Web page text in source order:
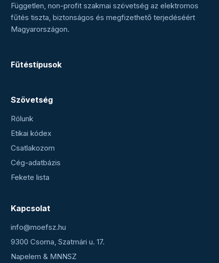
Független, non-profit szakmai szövetség az elektromos
fűtés tiszta, biztonságos és megfizethető terjedéséért
Magyarországon.
Fűtéstípusok
Szövetség
Rólunk
Etikai kódex
Csatlakozom
Cég-adatbázis
Fekete lista
Kapcsolat
info@moefsz.hu
9300 Csorna, Szatmári u. 17.
Napelem & MNNSZ